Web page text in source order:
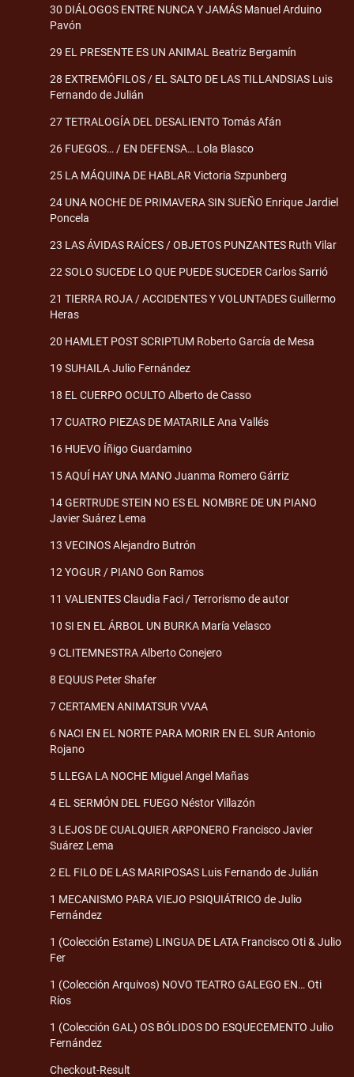
30 DIÁLOGOS ENTRE NUNCA Y JAMÁS Manuel Arduino
Pavón
29 EL PRESENTE ES UN ANIMAL Beatriz Bergamín
28 EXTREMÓFILOS / EL SALTO DE LAS TILLANDSIAS Luis
Fernando de Julián
27 TETRALOGÍA DEL DESALIENTO Tomás Afán
26 FUEGOS… / EN DEFENSA… Lola Blasco
25 LA MÁQUINA DE HABLAR Victoria Szpunberg
24 UNA NOCHE DE PRIMAVERA SIN SUEÑO Enrique Jardiel
Poncela
23 LAS ÁVIDAS RAÍCES / OBJETOS PUNZANTES Ruth Vilar
22 SOLO SUCEDE LO QUE PUEDE SUCEDER Carlos Sarrió
21 TIERRA ROJA / ACCIDENTES Y VOLUNTADES Guillermo
Heras
20 HAMLET POST SCRIPTUM Roberto García de Mesa
19 SUHAILA Julio Fernández
18 EL CUERPO OCULTO Alberto de Casso
17 CUATRO PIEZAS DE MATARILE Ana Vallés
16 HUEVO Íñigo Guardamino
15 AQUÍ HAY UNA MANO Juanma Romero Gárriz
14 GERTRUDE STEIN NO ES EL NOMBRE DE UN PIANO
Javier Suárez Lema
13 VECINOS Alejandro Butrón
12 YOGUR / PIANO Gon Ramos
11 VALIENTES Claudia Faci / Terrorismo de autor
10 SI EN EL ÁRBOL UN BURKA María Velasco
9 CLITEMNESTRA Alberto Conejero
8 EQUUS Peter Shafer
7 CERTAMEN ANIMATSUR VVAA
6 NACI EN EL NORTE PARA MORIR EN EL SUR Antonio
Rojano
5 LLEGA LA NOCHE Miguel Angel Mañas
4 EL SERMÓN DEL FUEGO Néstor Villazón
3 LEJOS DE CUALQUIER ARPONERO Francisco Javier
Suárez Lema
2 EL FILO DE LAS MARIPOSAS Luis Fernando de Julián
1 MECANISMO PARA VIEJO PSIQUIÁTRICO de Julio
Fernández
1 (Colección Estame) LINGUA DE LATA Francisco Oti & Julio
Fer
1 (Colección Arquivos) NOVO TEATRO GALEGO EN… Oti
Ríos
1 (Colección GAL) OS BÓLIDOS DO ESQUECEMENTO Julio
Fernández
Checkout-Result